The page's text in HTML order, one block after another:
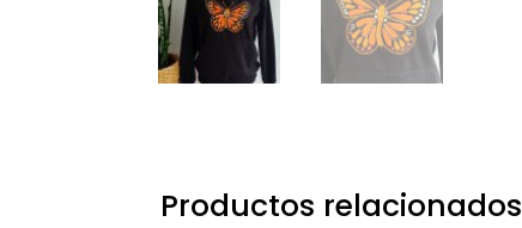
Productos relacionados